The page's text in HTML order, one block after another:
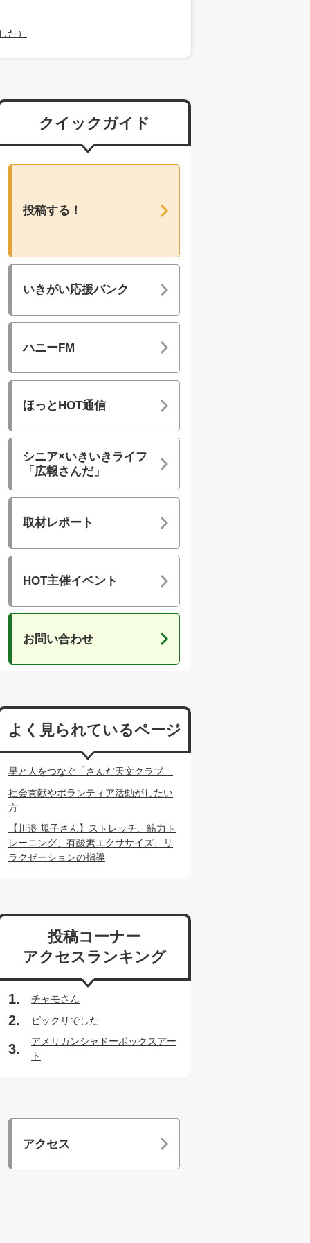
た）
クイックガイド
投稿する！
いきがい応援バンク
ハニーFM
ほっとHOT通信
シニア×いきいきライフ
「広報さんだ」
取材レポート
HOT主催イベント
お問い合わせ
よく見られているページ
星と人をつなぐ「さんだ天文クラブ」
社会貢献やボランティア活動がしたい
方
【川邉 規子さん】ストレッチ、筋力ト
レーニング、有酸素エクササイズ、リ
ラクゼーションの指導
投稿コーナー
アクセスランキング
チャモさん
ビックリでした
アメリカンシャドーボックスアー
ト
アクセス